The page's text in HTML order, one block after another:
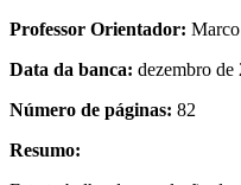
Professor Orientador:
Data da banca: dezembro de
Número de páginas: 82
Resumo: